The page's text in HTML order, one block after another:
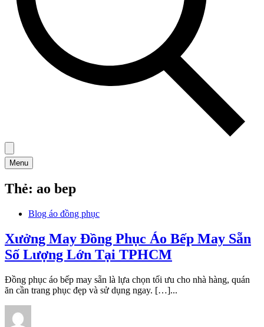
Menu
Thẻ: ao bep
Blog áo đồng phục
Xưởng May Đồng Phục Áo Bếp May Sẵn
Số Lượng Lớn Tại TPHCM
Đồng phục áo bếp may sẵn là lựa chọn tối ưu cho nhà hàng, quán
ăn cần trang phục đẹp và sử dụng ngay. […]...